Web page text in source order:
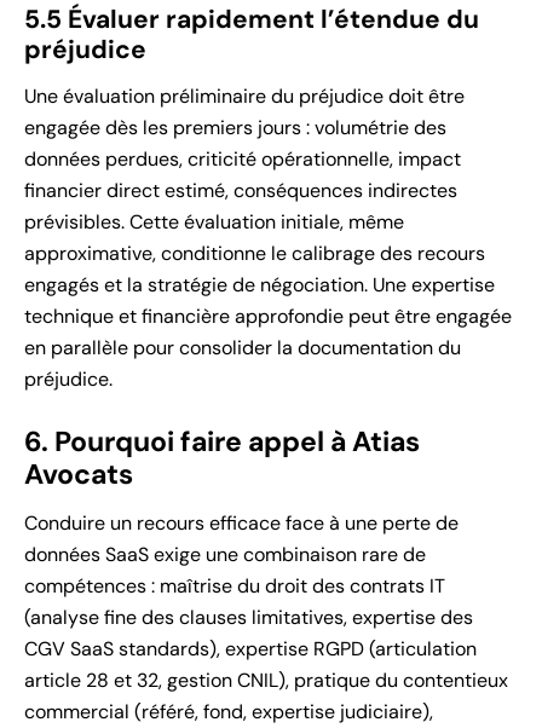
5.5 Évaluer rapidement l’étendue du
préjudice
Une évaluation préliminaire du préjudice doit être
engagée dès les premiers jours : volumétrie des
données perdues, criticité opérationnelle, impact
financier direct estimé, conséquences indirectes
prévisibles. Cette évaluation initiale, même
approximative, conditionne le calibrage des recours
engagés et la stratégie de négociation. Une expertise
technique et financière approfondie peut être engagée
en parallèle pour consolider la documentation du
préjudice.
6. Pourquoi faire appel à Atias
Avocats
Conduire un recours efficace face à une perte de
données SaaS exige une combinaison rare de
compétences : maîtrise du droit des contrats IT
(analyse fine des clauses limitatives, expertise des
CGV SaaS standards), expertise RGPD (articulation
article 28 et 32, gestion CNIL), pratique du contentieux
commercial (référé, fond, expertise judiciaire),